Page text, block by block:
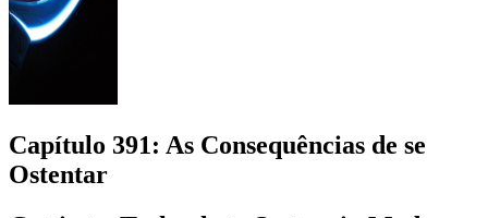
Capítulo 391: As Consequências de se
Ostentar